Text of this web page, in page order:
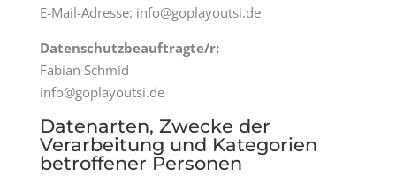
E-Mail-Adresse: info@goplayoutsi.de
Datenschutzbeauftragte/r:
Fabian Schmid
info@goplayoutsi.de
Datenarten, Zwecke der
Verarbeitung und Kategorien
betroffener Personen